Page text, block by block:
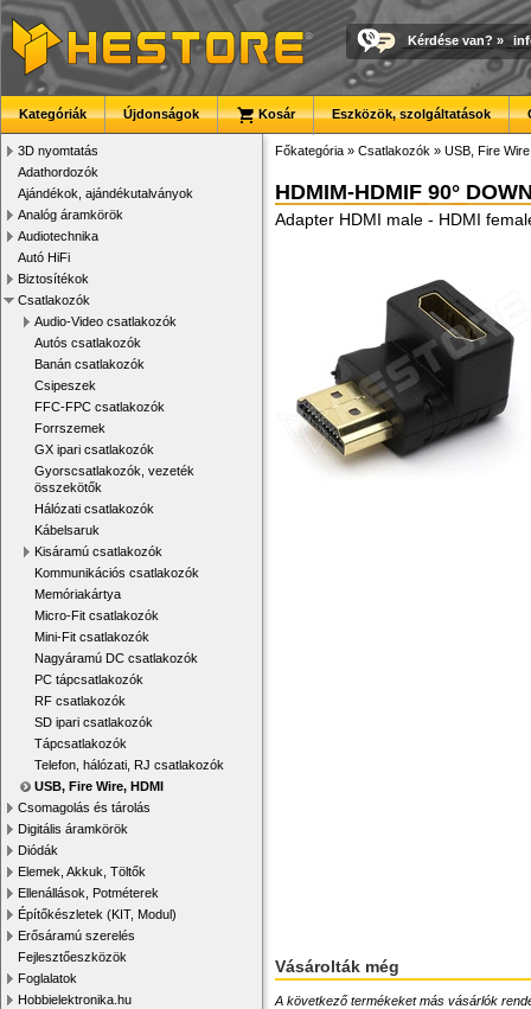
Kérdése van? »
Kategóriák Újdonságok Kosár Eszközök, szolgáltatások
3D nyomtatás
Adathordozók
Ajándékok, ajándékutalványok
Analóg áramkörök
Audiotechnika
Autó HiFi
Biztosítékok
Csatlakozók
Audio-Video csatlakozók
Autós csatlakozók
Banán csatlakozók
Csipeszek
FFC-FPC csatlakozók
Forrszemek
GX ipari csatlakozók
Gyorscsatlakozók, vezeték
összekötők
Hálózati csatlakozók
Kábelsaruk
Kisáramú csatlakozók
Kommunikációs csatlakozók
Memóriakártya
Micro-Fit csatlakozók
Mini-Fit csatlakozók
Nagyáramú DC csatlakozók
PC tápcsatlakozók
RF csatlakozók
SD ipari csatlakozók
Tápcsatlakozók
Telefon, hálózati, RJ csatlakozók
USB, Fire Wire, HDMI
Csomagolás és tárolás
Digitális áramkörök
Diódák
Elemek, Akkuk, Töltők
Ellenállások, Potméterek
Építőkészletek (KIT, Modul)
Erősáramú szerelés
Fejlesztőeszközök
Foglalatok
Hobbielektronika.hu
Főkategória » Csatlakozók » USB, Fire
HDMIM-HDMIF 90°
Adapter HDMI male - HDMI
Vásárolták még
A következő termékeket más vásárlók